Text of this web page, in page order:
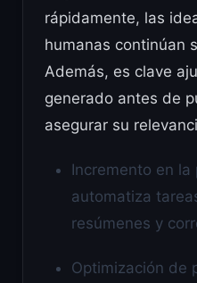
rápidamente, las
humanas continúan
Además, es clave
generado antes de
asegurar su
Incremento en
automatiza
resúmenes y
Optimización de